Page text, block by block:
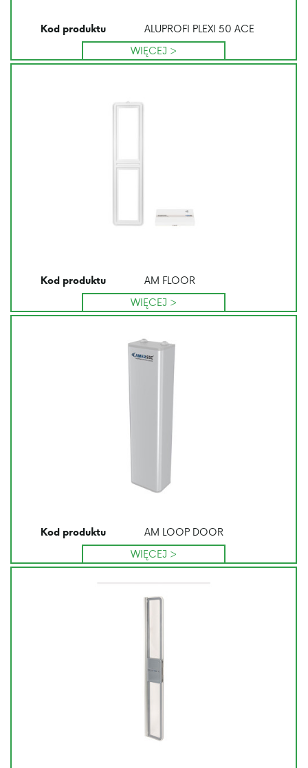
Kod produktu
ALUPROFI PLEXI 50 ACE
WIĘCEJ >
Kod produktu
AM FLOOR
WIĘCEJ >
Kod produktu
AM LOOP DOOR
WIĘCEJ >